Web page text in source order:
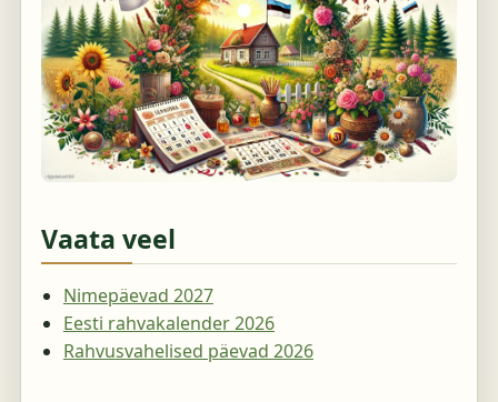
Vaata veel
Nimepäevad 2027
Eesti rahvakalender 2026
Rahvusvahelised päevad 2026